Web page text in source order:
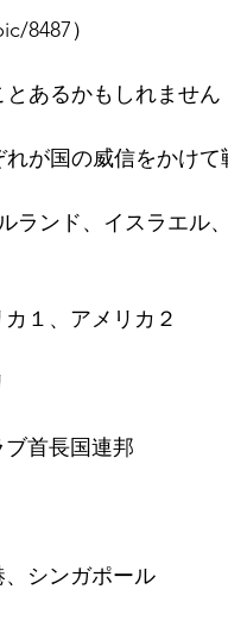
8487）
あるかもしれません
が国の威信をかけて
ランド、イスラエル
１、アメリカ２
首長国連邦
シンガポール